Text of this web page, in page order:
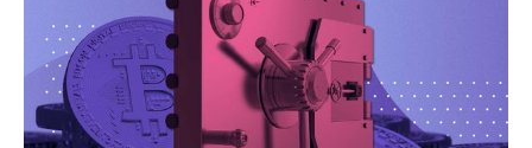
Каждый из описанных трендов меняет
развитие отрасли и сам по себе, однако вместе
они представляют собой непреодолимую